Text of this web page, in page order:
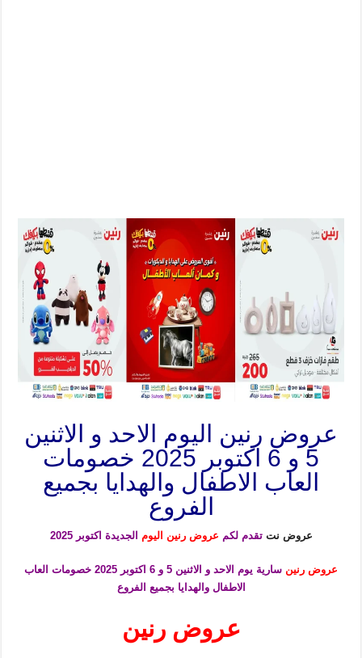
عروض رنين اليوم الاحد و الاثنين
5 و 6 اكتوبر 2025 خصومات
العاب الاطفال والهدايا بجميع
الفروع
عروض نتتقدم لكم عروض رنين اليومالجديدة اكتوبر 2025
عروض رنين
سارية يوم الاحد و الاثنين 5 و 6 اكتوبر 2025 خصومات العاب
الاطفال والهدايابجميع الفروع
عروض رنين